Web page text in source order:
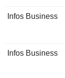
Infos Business
Infos Business